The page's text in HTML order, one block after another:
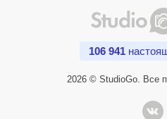
106 941
2026 © StudioGo. Все